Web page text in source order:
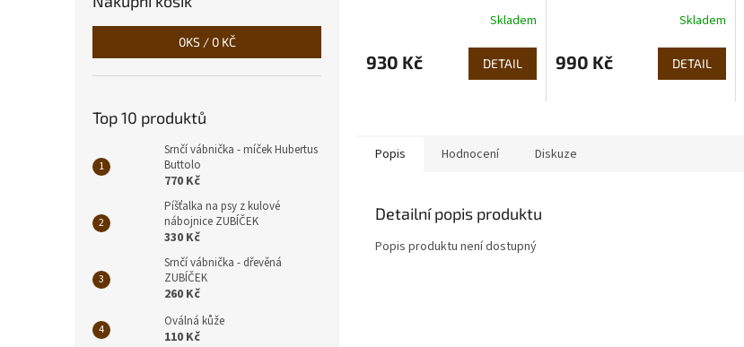
0KS / 0 KČ
Top 10 produktů
Srnčí vábnička - míček Hubertus
Buttolo
770 Kč
Píšťalka na psy z kulové
nábojnice ZUBÍČEK
330 Kč
Srnčí vábnička - dřevěná
ZUBÍČEK
260 Kč
Oválná kůže
110 Kč
Skladem
930 Kč DETAIL
Skladem
990 Kč DETAIL
Popis Hodnocení Diskuze
Detailní popis produktu
Popis produktu není dostupný